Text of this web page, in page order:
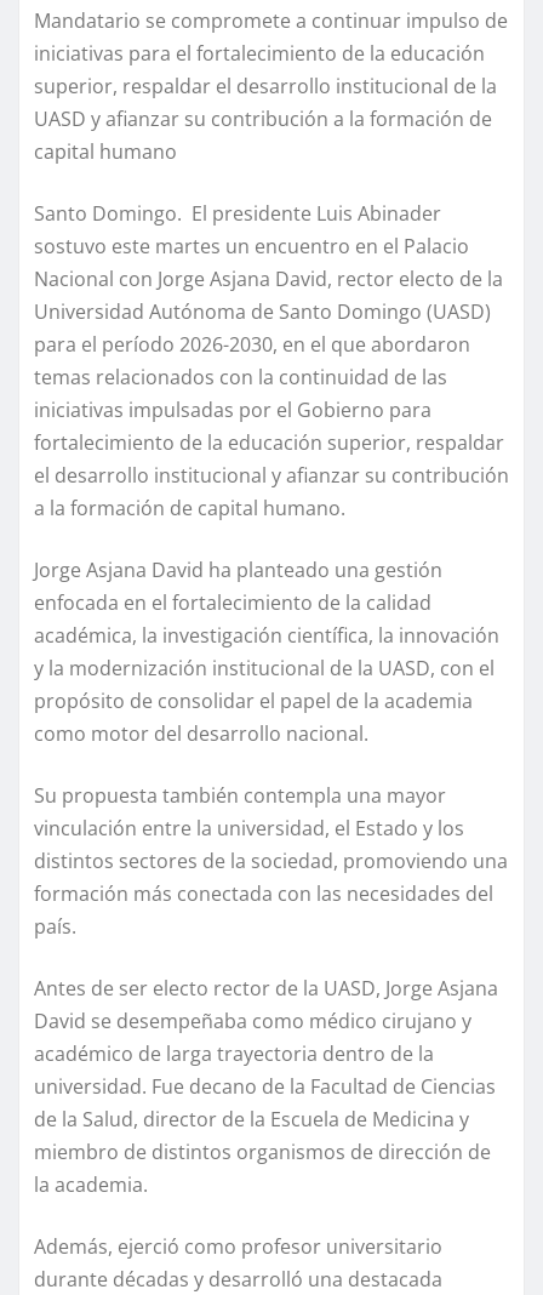
Mandatario se compromete a continuar impulso de
iniciativas para el fortalecimiento de la educación
superior, respaldar el desarrollo institucional de la
UASD y afianzar su contribución a la formación de
capital humano
Santo Domingo. El presidente Luis Abinader
sostuvo este martes un encuentro en el Palacio
Nacional con Jorge Asjana David, rector electo de la
Universidad Autónoma de Santo Domingo (UASD)
para el período 2026-2030, en el que abordaron
temas relacionados con la continuidad de las
iniciativas impulsadas por el Gobierno para
fortalecimiento de la educación superior, respaldar
el desarrollo institucional y afianzar su contribución
a la formación de capital humano.
Jorge Asjana David ha planteado una gestión
enfocada en el fortalecimiento de la calidad
académica, la investigación científica, la innovación
y la modernización institucional de la UASD, con el
propósito de consolidar el papel de la academia
como motor del desarrollo nacional.
Su propuesta también contempla una mayor
vinculación entre la universidad, el Estado y los
distintos sectores de la sociedad, promoviendo una
formación más conectada con las necesidades del
país.
Antes de ser electo rector de la UASD, Jorge Asjana
David se desempeñaba como médico cirujano y
académico de larga trayectoria dentro de la
universidad. Fue decano de la Facultad de Ciencias
de la Salud, director de la Escuela de Medicina y
miembro de distintos organismos de dirección de
la academia.
Además, ejerció como profesor universitario
durante décadas y desarrolló una destacada